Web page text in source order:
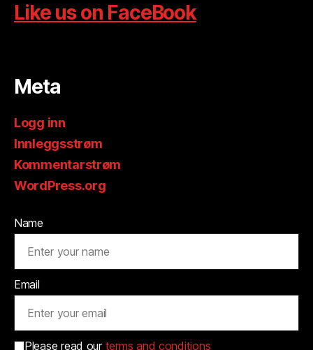
Like us on FaceBook
Meta
Logg inn
Innleggsstrøm
Kommentarstrøm
WordPress.org
Name
Email
Please read our terms and conditions